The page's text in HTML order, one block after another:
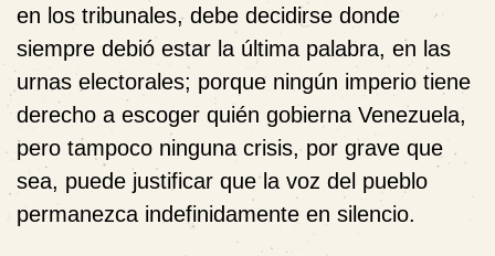
en los tribunales, debe decidirse donde
siempre debió estar la última palabra, en las
urnas electorales; porque ningún imperio tiene
derecho a escoger quién gobierna Venezuela,
pero tampoco ninguna crisis, por grave que
sea, puede justificar que la voz del pueblo
permanezca indefinidamente en silencio.